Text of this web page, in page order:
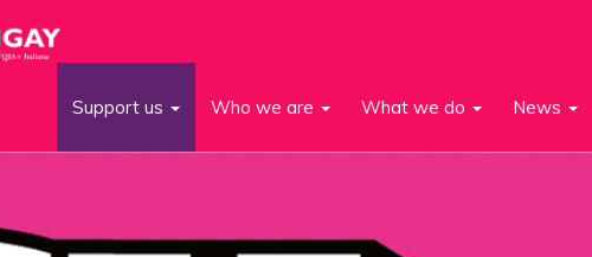
Support us Who we are What we do News